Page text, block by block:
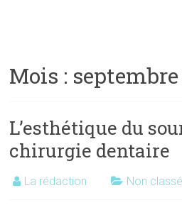
Mois : septembre
L’esthétique du
chirurgie dentaire
La rédaction Non classé